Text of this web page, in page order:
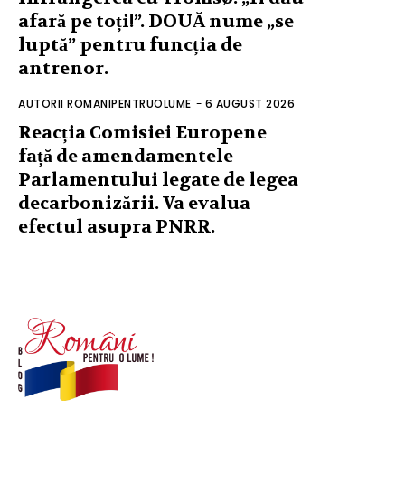
afară pe toți!”. DOUĂ nume „se
luptă” pentru funcția de
antrenor.
AUTORII ROMANIPENTRUOLUME - 6 AUGUST 2026
Reacția Comisiei Europene
față de amendamentele
Parlamentului legate de legea
decarbonizării. Va evalua
efectul asupra PNRR.